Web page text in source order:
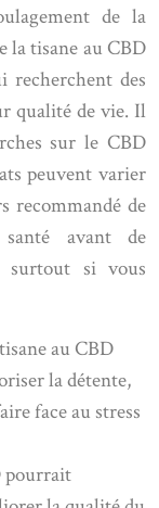
de la
la tisane au CBD
recherchent des
qualité de vie. Il
sur le CBD
peuvent varier
recommandé de
avant de
surtout si vous
au CBD
la détente,
face au stress
pourrait